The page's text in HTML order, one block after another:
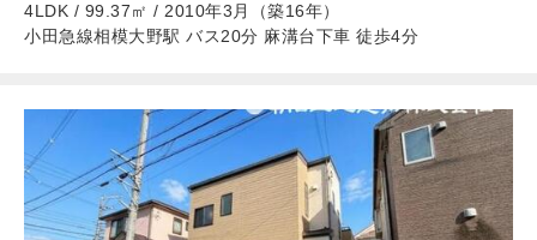
4LDK / 99.37㎡ / 2010年3月（築16年）
小田急線相模大野駅 バス20分 麻溝台下車 徒歩4分